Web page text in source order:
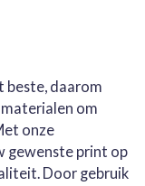
beste, daarom
om
onze
gewenste print op
Door gebruik